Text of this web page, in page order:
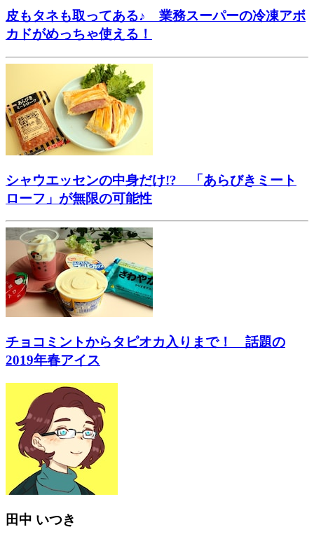
皮もタネも取ってある♪ 業務スーパーの冷凍アボ
カドがめっちゃ使える！
シャウエッセンの中身だけ!? 「あらびきミート
ローフ」が無限の可能性
チョコミントからタピオカ入りまで！ 話題の
2019年春アイス
田中 いつき